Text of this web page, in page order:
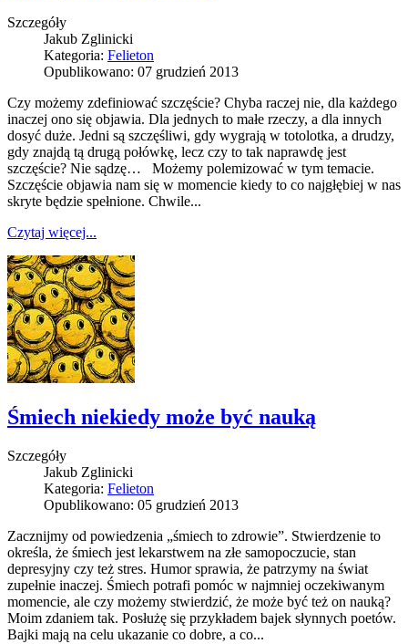
Szczegóły
Jakub Zglinicki
Kategoria: Felieton
Opublikowano: 07 grudzień 2013
Czy możemy zdefiniować szczęście? Chyba raczej nie, dla każdego
inaczej ono się objawia. Dla jednych to małe rzeczy, a dla innych
dosyć duże. Jedni są szczęśliwi, gdy wygrają w totolotka, a drudzy,
gdy znajdą tą drugą połówkę, lecz czy to tak naprawdę jest
szczęście? Nie sądzę… Możemy polemizować w tym temacie.
Szczęście objawia nam się w momencie kiedy to co najgłębiej w nas
skryte będzie spełnione. Chwile...
Czytaj więcej...
Śmiech niekiedy może być nauką
Szczegóły
Jakub Zglinicki
Kategoria: Felieton
Opublikowano: 05 grudzień 2013
Zacznijmy od powiedzenia „śmiech to zdrowie”. Stwierdzenie to
określa, że śmiech jest lekarstwem na złe samopoczucie, stan
depresyjny czy też stres. Humor sprawia, że patrzymy na świat
zupełnie inaczej. Śmiech potrafi pomóc w najmniej oczekiwanym
momencie, ale czy możemy stwierdzić, że może być też on nauką?
Moim zdaniem tak. Posłużę się przykładem bajek słynnych poetów.
Bajki mają na celu ukazanie co dobre, a co...